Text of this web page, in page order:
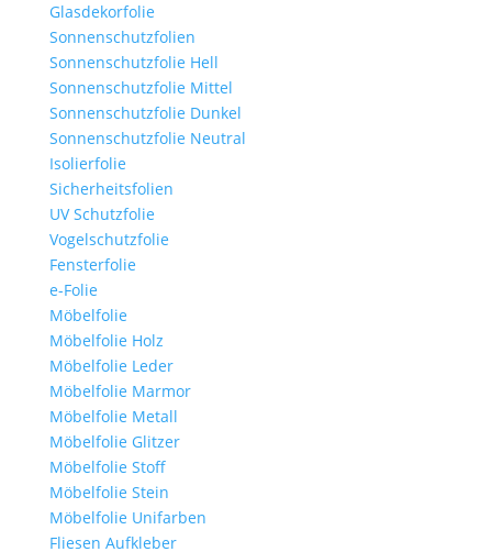
Glasdekorfolie
Sonnenschutzfolien
Sonnenschutzfolie Hell
Sonnenschutzfolie Mittel
Sonnenschutzfolie Dunkel
Sonnenschutzfolie Neutral
Isolierfolie
Sicherheitsfolien
UV Schutzfolie
Vogelschutzfolie
Fensterfolie
e-Folie
Möbelfolie
Möbelfolie Holz
Möbelfolie Leder
Möbelfolie Marmor
Möbelfolie Metall
Möbelfolie Glitzer
Möbelfolie Stoff
Möbelfolie Stein
Möbelfolie Unifarben
Fliesen Aufkleber